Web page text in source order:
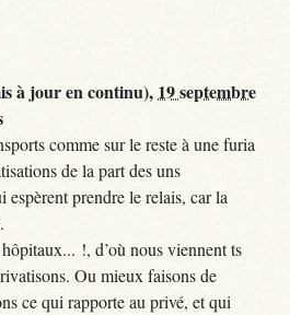
à jour en continu), 19 septembre
comme sur le reste à une furia
de la part des uns
espèrent prendre le relais, car la
!, d’où nous viennent ts
Ou mieux faisons de
ce qui rapporte au privé, et qui